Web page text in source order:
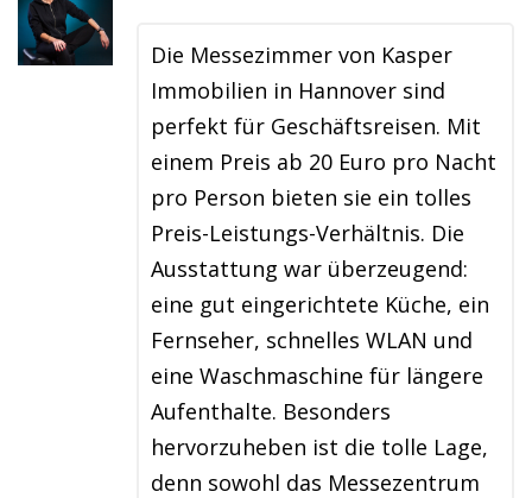
Die Messezimmer von Kasper
Immobilien in Hannover sind
perfekt für Geschäftsreisen. Mit
einem Preis ab 20 Euro pro Nacht
pro Person bieten sie ein tolles
Preis-Leistungs-Verhältnis. Die
Ausstattung war überzeugend:
eine gut eingerichtete Küche, ein
Fernseher, schnelles WLAN und
eine Waschmaschine für längere
Aufenthalte. Besonders
hervorzuheben ist die tolle Lage,
denn sowohl das Messezentrum